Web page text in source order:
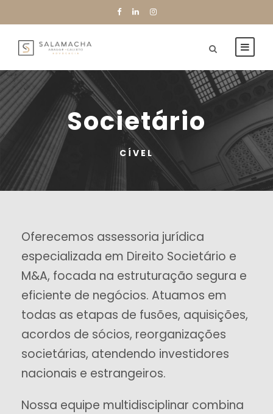
Societário
CÍVEL
Oferecemos assessoria jurídica
especializada em Direito Societário e
M&A, focada na estruturação segura e
eficiente de negócios. Atuamos em
todas as etapas de fusões, aquisições,
acordos de sócios, reorganizações
societárias, atendendo investidores
nacionais e estrangeiros.
Nossa equipe multidisciplinar combina